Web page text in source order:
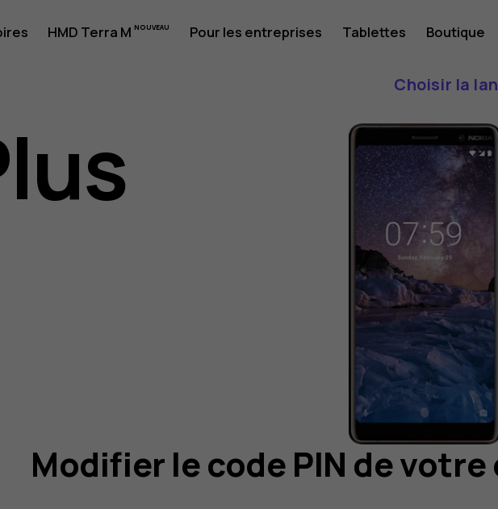
HMD Terra M Pour les entreprises Tablettes Boutique
Choisir la
Modifier le code PIN de votre